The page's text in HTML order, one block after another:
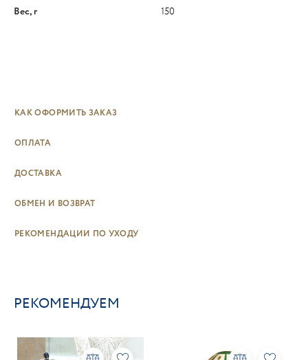
Вес, г
150
КАК ОФОРМИТЬ ЗАКАЗ
ОПЛАТА
ДОСТАВКА
ОБМЕН И ВОЗВРАТ
РЕКОМЕНДАЦИИ ПО УХОДУ
РЕКОМЕНДУЕМ